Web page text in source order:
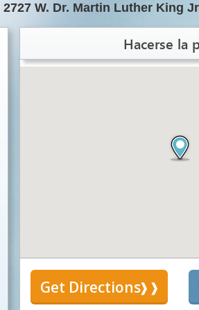
2727 W. Dr. Martin Luther King
Hacerse la
Get Directions